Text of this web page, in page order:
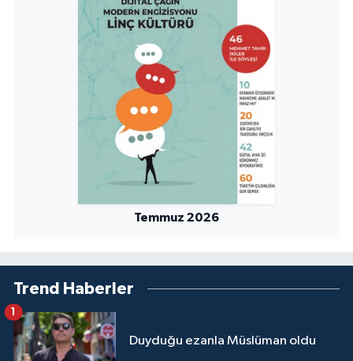
Temmuz 2026
Trend Haberler
Duyduğu ezanla Müslüman oldu
1